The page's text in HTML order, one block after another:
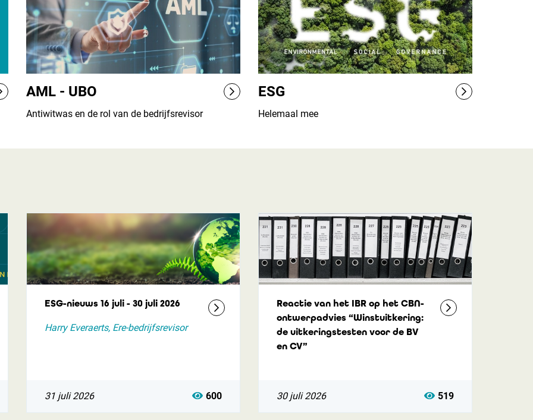
AML - UBO
Antiwitwas en de rol van de bedrijfsrevisor
ESG
Helemaal mee
ESG-nieuws 16 juli - 30 juli 2026
Harry Everaerts, Ere-bedrijfsrevisor
31 juli 2026 600
Reactie van het IBR op het CBN-
ontwerpadvies “Winstuitkering:
de uitkeringstesten voor de BV
en CV”
30 juli 2026 519